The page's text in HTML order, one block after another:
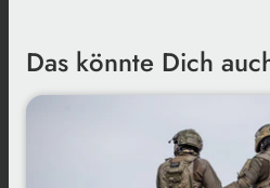
Das könnte Dich